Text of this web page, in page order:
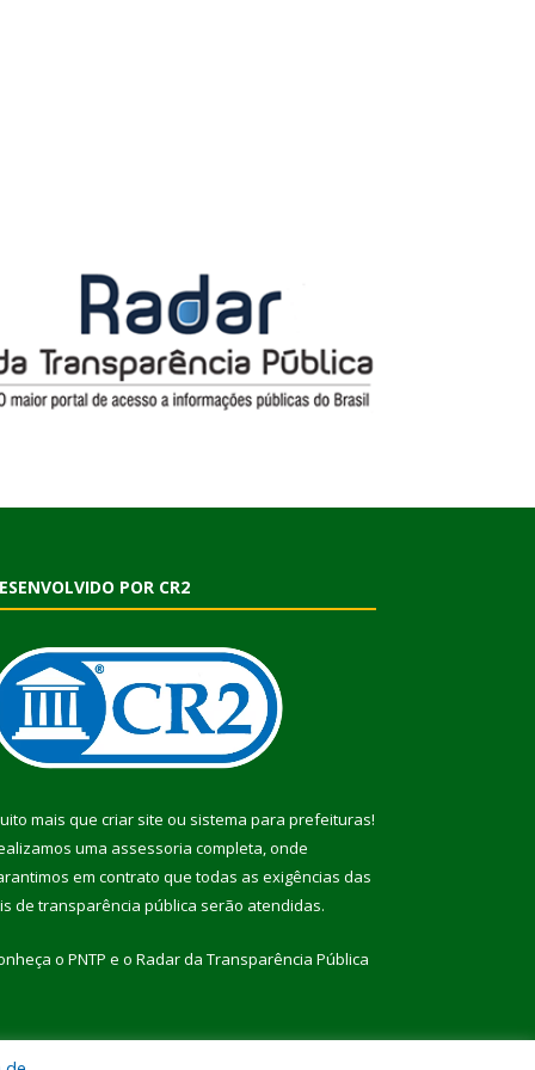
POR CR2
mais que criar site ou sistema para prefeituras!
uma assessoria completa, onde
em contrato que todas as exigências das
de transparência pública serão atendidas.
o PNTP e o Radar da Transparência Pública